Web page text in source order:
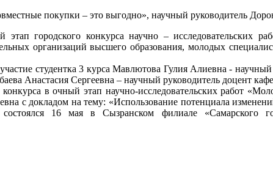
покупки – это выгодно», научный руководитель
городского конкурса научно – исследовательских
организаций высшего образования, молодых
студентка 3 курса Мавлютова Гулия Алиевна -
Анастасия Сергеевна – научный руководитель доцент
в очный этап научно-исследовательских работ
с докладом на тему: «Использование потенциала
16 мая в Сызранском филиале «Самарского